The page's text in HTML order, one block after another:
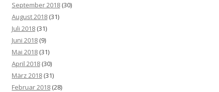
September 2018 (30)
August 2018 (31)
Juli 2018 (31)
Juni 2018 (9)
Mai 2018 (31)
April 2018 (30)
März 2018 (31)
Februar 2018 (28)